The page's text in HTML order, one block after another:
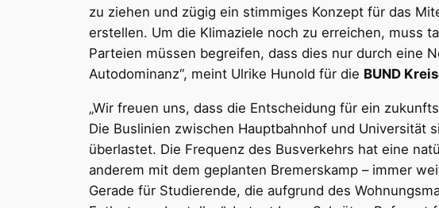
zu ziehen und zügig ein stimmiges Konzept für das
erstellen. Um die Klimaziele noch zu erreichen, muss
Parteien müssen begreifen, dass dies nur durch eine
Autodominanz“, meint Ulrike Hunold für die BUND
„Wir freuen uns, dass die Entscheidung für ein
Die Buslinien zwischen Hauptbahnhof und Universität
überlastet. Die Frequenz des Busverkehrs hat eine
anderem mit dem geplanten Bremerskamp – immer
Gerade für Studierende, die aufgrund des